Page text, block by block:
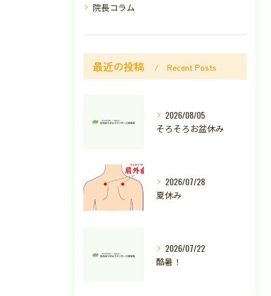
院長コラム
最近の投稿 Recent Posts
2026/08/05
そろそろお盆休み
2026/07/28
夏休み
2026/07/22
酷暑！